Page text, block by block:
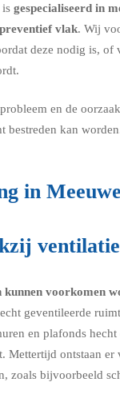
is gespecialiseerd in
vlak. Wij
deze nodig is, of
en de
bestreden kan
in
ventilatie
voorkomen
geventileerde
en plafonds hecht
Mettertijd ontstaan er
zoals bijvoorbeeld